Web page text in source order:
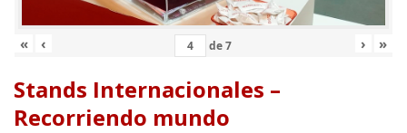
« ‹ de7 › »
Stands Internacionales –
Recorriendo mundo